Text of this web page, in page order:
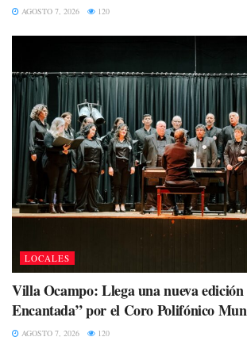
AGOSTO 7, 2026 120
LOCALES
Villa Ocampo: Llega una nueva
Encantada” por el Coro Polifónico
AGOSTO 7, 2026 120